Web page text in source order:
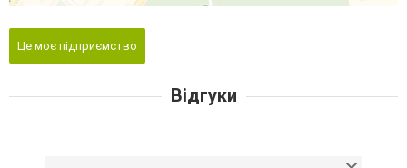
Це моє підприємство
Відгуки